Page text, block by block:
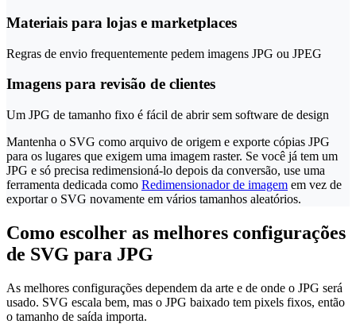
Materiais para lojas e marketplaces
Regras de envio frequentemente pedem imagens JPG ou JPEG
Imagens para revisão de clientes
Um JPG de tamanho fixo é fácil de abrir sem software de design
Mantenha o SVG como arquivo de origem e exporte cópias JPG
para os lugares que exigem uma imagem raster. Se você já tem um
JPG e só precisa redimensioná-lo depois da conversão, use uma
ferramenta dedicada como Redimensionador de imagem em vez de
exportar o SVG novamente em vários tamanhos aleatórios.
Como escolher as melhores configurações
de SVG para JPG
As melhores configurações dependem da arte e de onde o JPG será
usado. SVG escala bem, mas o JPG baixado tem pixels fixos, então
o tamanho de saída importa.